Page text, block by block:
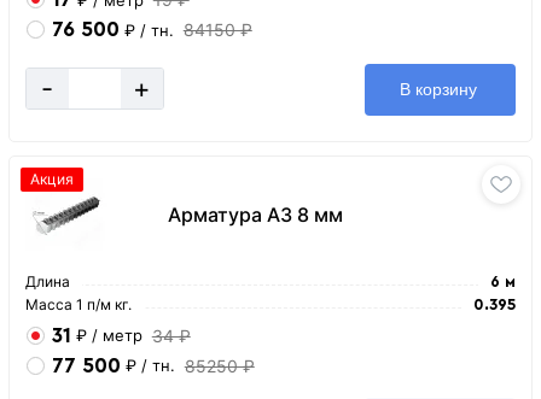
76 500 ₽ / тн. 84150 ₽
- + В корзину
Арматура А3 8 мм
Акция
Длина 6 м
Масса 1 п/м кг. 0.395
31 ₽ / метр 34 ₽
77 500 ₽ / тн. 85250 ₽